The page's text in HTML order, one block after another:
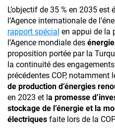
L’objectif de 35 % en 2035
l’Agence internationale de
rapport spécial en appui de la
l’Agence mondiale des
proposition portée par la
la continuité des
précédentes COP, notamment
de production d’énergies
en 2023 et la promesse
stockage de l’énergie et la
électriques faite lors de la